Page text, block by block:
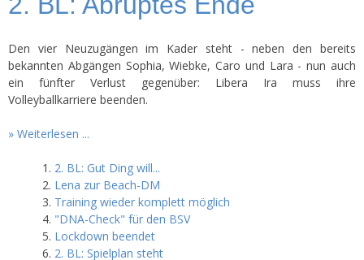
Den vier Neuzugängen im Kader steht - neben den bereits
bekannten Abgängen Sophia, Wiebke, Caro und Lara - nun auch
ein fünfter Verlust gegenüber: Libera Ira muss ihre
Volleyballkarriere beenden.
Weiterlesen ...
2. BL: Gut Ding will...
Lena zur Beach-DM
Training wieder komplett möglich
"DNA-Check" für den BSV
Lockdown beendet
2. BL: Spielplan steht